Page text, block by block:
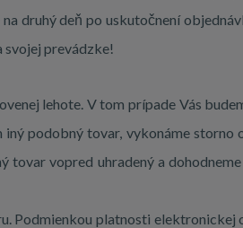
druhý deň po uskutočnení
svojej prevádzke!
lehote. V tom prípade Vás
podobný tovar, vykonáme
vopred uhradený a
Podmienkou platnosti elektronickej